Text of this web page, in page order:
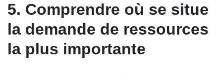
5. Comprendre où se situe
la demande de ressources
la plus importante